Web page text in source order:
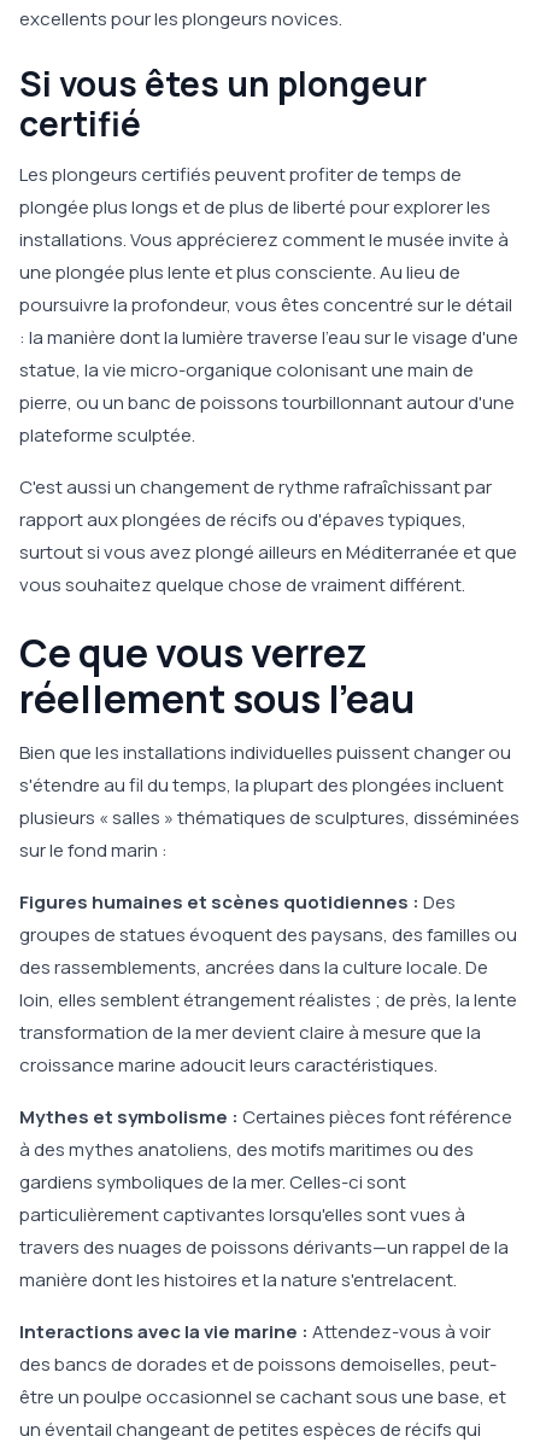
excellents pour les plongeurs novices.
Si vous êtes un plongeur
certifié
Les plongeurs certifiés peuvent profiter de temps de
plongée plus longs et de plus de liberté pour explorer les
installations. Vous apprécierez comment le musée invite à
une plongée plus lente et plus consciente. Au lieu de
poursuivre la profondeur, vous êtes concentré sur le détail
: la manière dont la lumière traverse l'eau sur le visage d'une
statue, la vie micro-organique colonisant une main de
pierre, ou un banc de poissons tourbillonnant autour d'une
plateforme sculptée.
C'est aussi un changement de rythme rafraîchissant par
rapport aux plongées de récifs ou d'épaves typiques,
surtout si vous avez plongé ailleurs en Méditerranée et que
vous souhaitez quelque chose de vraiment différent.
Ce que vous verrez
réellement sous l'eau
Bien que les installations individuelles puissent changer ou
s'étendre au fil du temps, la plupart des plongées incluent
plusieurs « salles » thématiques de sculptures, disséminées
sur le fond marin :
Figures humaines et scènes quotidiennes : Des
groupes de statues évoquent des paysans, des familles ou
des rassemblements, ancrées dans la culture locale. De
loin, elles semblent étrangement réalistes ; de près, la lente
transformation de la mer devient claire à mesure que la
croissance marine adoucit leurs caractéristiques.
Mythes et symbolisme : Certaines pièces font référence
à des mythes anatoliens, des motifs maritimes ou des
gardiens symboliques de la mer. Celles-ci sont
particulièrement captivantes lorsqu'elles sont vues à
travers des nuages de poissons dérivants—un rappel de la
manière dont les histoires et la nature s'entrelacent.
Interactions avec la vie marine : Attendez-vous à voir
des bancs de dorades et de poissons demoiselles, peut-
être un poulpe occasionnel se cachant sous une base, et
un éventail changeant de petites espèces de récifs qui